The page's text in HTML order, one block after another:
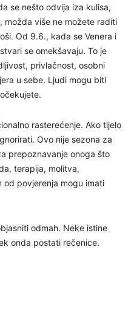
se nešto odvija iza kulisa,
možda više ne možete raditi
Od 9.6., kada se Venera i
se omekšavaju. To je
privlačnost, osobni
u sebe. Ljudi mogu biti
rasterećenje. Ako tijelo
Ovo nije sezona za
prepoznavanje onoga što
terapija, molitva,
od povjerenja mogu imati
odmah. Neke istine
onda postati rečenice.